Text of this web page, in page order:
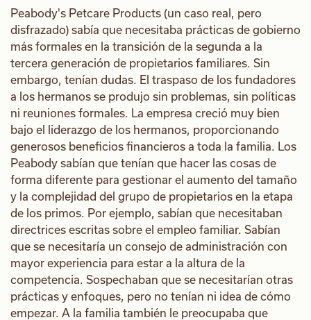
Peabody's Petcare Products (un caso real, pero
disfrazado) sabía que necesitaba prácticas de gobierno
más formales en la transición de la segunda a la
tercera generación de propietarios familiares. Sin
embargo, tenían dudas. El traspaso de los fundadores
a los hermanos se produjo sin problemas, sin políticas
ni reuniones formales. La empresa creció muy bien
bajo el liderazgo de los hermanos, proporcionando
generosos beneficios financieros a toda la familia. Los
Peabody sabían que tenían que hacer las cosas de
forma diferente para gestionar el aumento del tamaño
y la complejidad del grupo de propietarios en la etapa
de los primos. Por ejemplo, sabían que necesitaban
directrices escritas sobre el empleo familiar. Sabían
que se necesitaría un consejo de administración con
mayor experiencia para estar a la altura de la
competencia. Sospechaban que se necesitarían otras
prácticas y enfoques, pero no tenían ni idea de cómo
empezar. A la familia también le preocupaba que